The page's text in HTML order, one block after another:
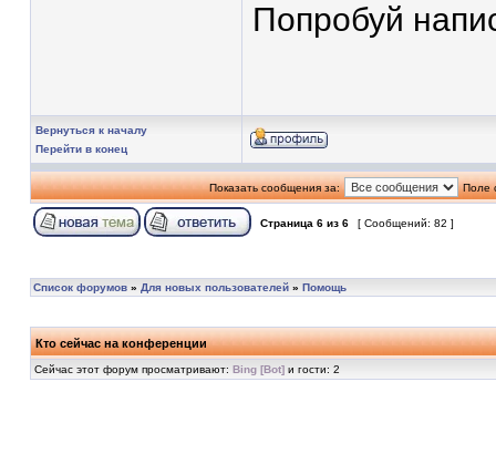
Попробуй
Вернуться к началу
Перейти в конец
Показать сообщения за: Поле
Страница 6 из 6 [ Сообщений: 82 ]
Список форумов » Для новых пользователей » Помощь
Кто сейчас на конференции
Сейчас этот форум просматривают: Bing [Bot] и гости: 2